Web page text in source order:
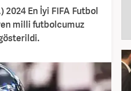
2024 En İyi FIFA Futbol
milli futbolcumuz